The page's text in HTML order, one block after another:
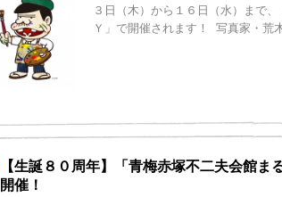
３日（木）から１６日（水）まで
Ｙ」で開催されます！ 写真家・荒
【生誕８０周年】「青梅赤塚不二夫会館ま
開催！